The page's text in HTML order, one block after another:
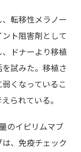
転移性メラノー
ト阻害剤として
ドナーより移植
試みた。移植さ
くなっているこ
られている。
のイピリムマブ
、免疫チェック